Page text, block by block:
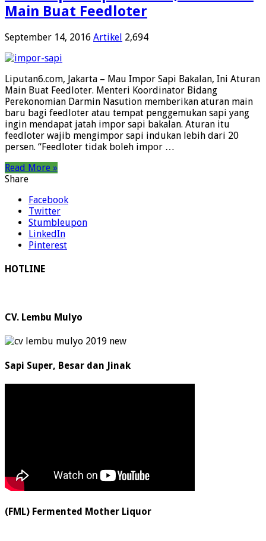
Main Buat Feedloter
September 14, 2016 Artikel 2,694
Liputan6.com, Jakarta – Mau Impor Sapi Bakalan, Ini Aturan
Main Buat Feedloter. Menteri Koordinator Bidang
Perekonomian Darmin Nasution memberikan aturan main
baru bagi feedloter atau tempat penggemukan sapi yang
ingin mendapat jatah impor sapi bakalan. Aturan itu
feedloter wajib mengimpor sapi indukan lebih dari 20
persen. “Feedloter tidak boleh impor …
Read More »
Share
Facebook
Twitter
Stumbleupon
LinkedIn
Pinterest
HOTLINE
CV. Lembu Mulyo
Sapi Super, Besar dan Jinak
(FML) Fermented Mother Liquor